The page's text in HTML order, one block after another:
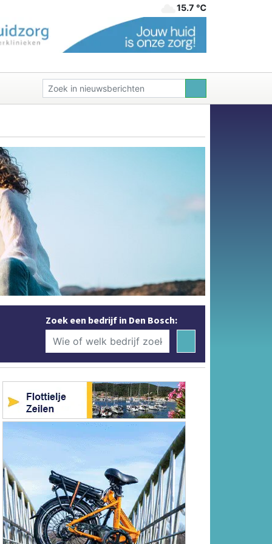
15.7 ℃
Zoek een bedrijf in Den Bosch: